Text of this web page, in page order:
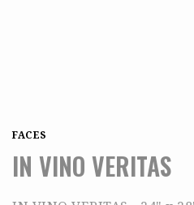
FACES
IN VINO VERITAS